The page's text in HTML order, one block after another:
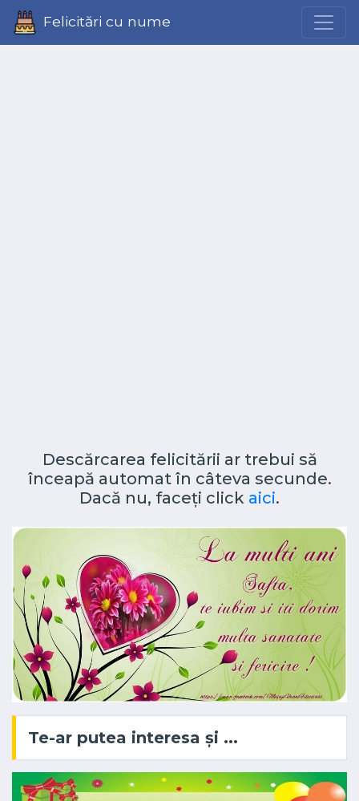
Felicitări cu nume
Descărcarea felicitării ar trebui să
înceapă automat în câteva secunde.
Dacă nu, faceți click aici.
Te-ar putea interesa și ...